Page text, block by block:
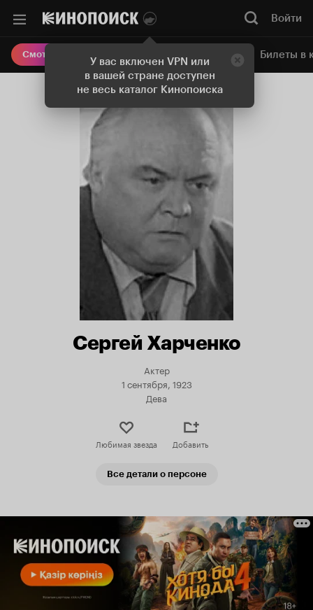
У вас включен VPN или
в вашей стране доступен
не весь каталог Кинопоиска
Войти
Смотреть кино Онлайн-кинотеатр Билеты в
Сергей Харченко
Актер
1 сентября, 1923
Дева
Любимая звезда Добавить
Все детали о персоне